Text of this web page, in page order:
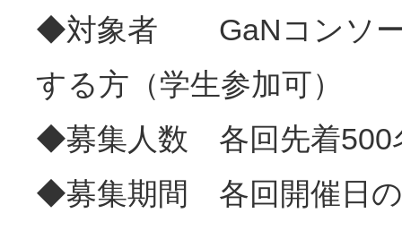
◆対象者 GaNコンソー
する方（学生参加可）
◆募集人数 各回先着500
◆募集期間 各回開催日